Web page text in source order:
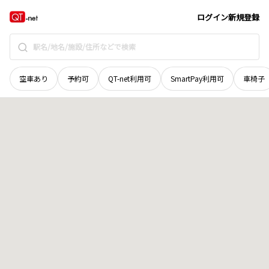
ログイン新規登録
空車あり 予約可 QT-net利用可 SmartPay利用可 車椅子
広島県